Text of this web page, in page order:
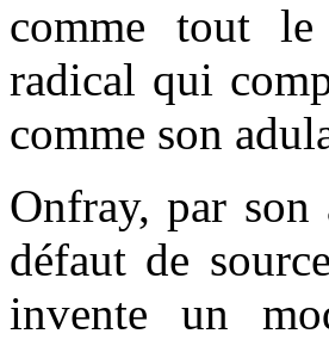
comme tout
radical qui
comme son
Onfray, par son
défaut de
invente un